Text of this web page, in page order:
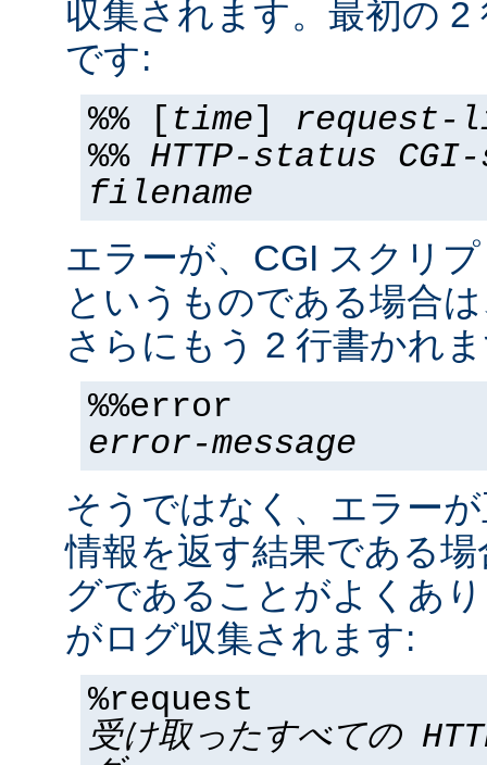
収集されます。最初の 2
です:
%% [ time] request-
%% HTTP-status
filename
エラーが、CGI スクリ
というものである場合
さらにもう 2 行書かれ
%%error
error-message
そうではなく、エラー
情報を返す結果である
グであることがよくあ
がログ収集されます:
%request
受け取ったすべての